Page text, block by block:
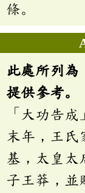
條。
此處所列為
提供參考。
「大功告
末年，王氏
基，太皇太
子王莽，並